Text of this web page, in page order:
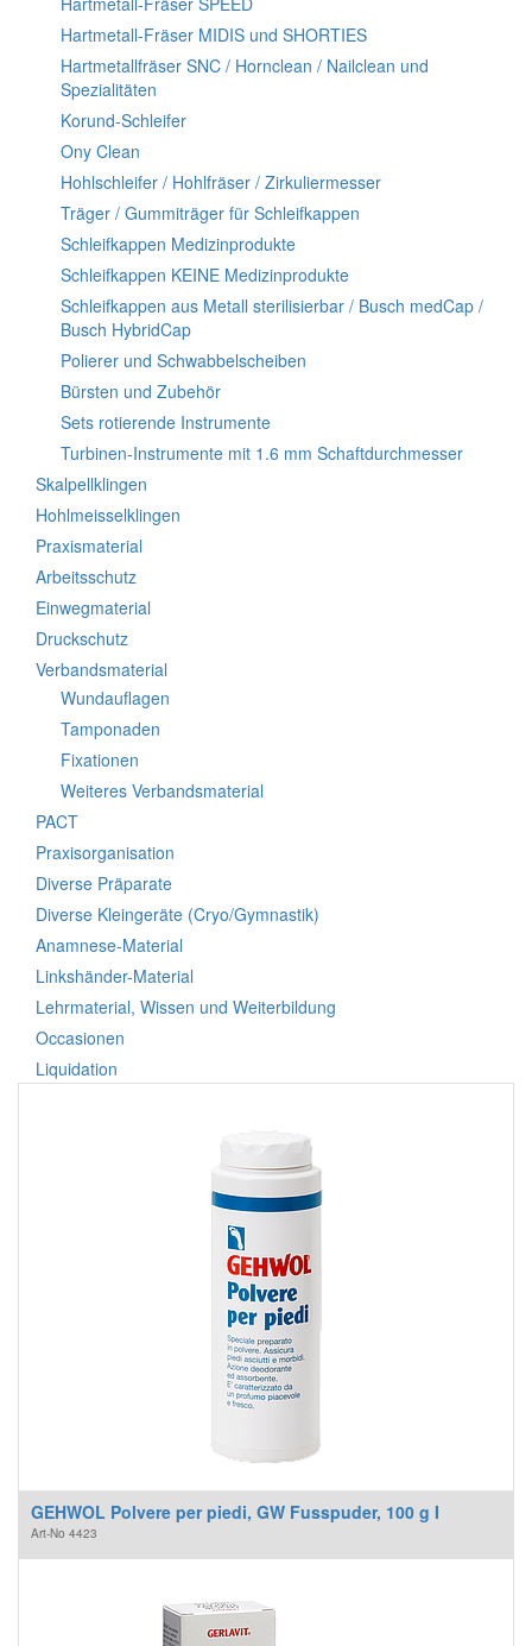
Hartmetall-Fräser MIDIS und SHORTIES
Hartmetallfräser SNC / Hornclean / Nailclean und
Spezialitäten
Korund-Schleifer
Ony Clean
Hohlschleifer / Hohlfräser / Zirkuliermesser
Träger / Gummiträger für Schleifkappen
Schleifkappen Medizinprodukte
Schleifkappen KEINE Medizinprodukte
Schleifkappen aus Metall sterilisierbar / Busch medCap /
Busch HybridCap
Polierer und Schwabbelscheiben
Bürsten und Zubehör
Sets rotierende Instrumente
Turbinen-Instrumente mit 1.6 mm Schaftdurchmesser
Skalpellklingen
Hohlmeisselklingen
Praxismaterial
Arbeitsschutz
Einwegmaterial
Druckschutz
Verbandsmaterial
Wundauflagen
Tamponaden
Fixationen
Weiteres Verbandsmaterial
PACT
Praxisorganisation
Diverse Präparate
Diverse Kleingeräte (Cryo/Gymnastik)
Anamnese-Material
Linkshänder-Material
Lehrmaterial, Wissen und Weiterbildung
Occasionen
Liquidation
GEHWOL Polvere per piedi, GW Fusspuder, 100 g I
Art-No 4423